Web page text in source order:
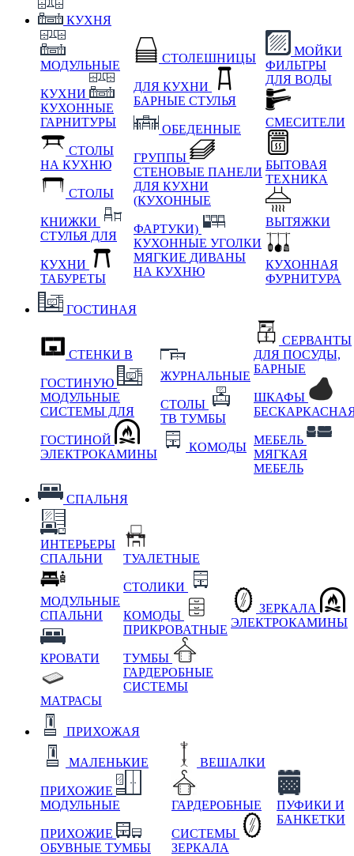
КУХНЯ
МОДУЛЬНЫЕ
КУХНИ
КУХОННЫЕ
ГАРНИТУРЫ
СТОЛЫ
НА КУХНЮ
СТОЛЫ
КНИЖКИ
СТУЛЬЯ ДЛЯ
КУХНИ
ТАБУРЕТЫ
СТОЛЕШНИЦЫ
ДЛЯ КУХНИ
БАРНЫЕ СТУЛЬЯ
ОБЕДЕННЫЕ
ГРУППЫ
СТЕНОВЫЕ ПАНЕЛИ
ДЛЯ КУХНИ
(КУХОННЫЕ
ФАРТУКИ)
КУХОННЫЕ УГОЛКИ
МЯГКИЕ ДИВАНЫ
НА КУХНЮ
МОЙКИ
ФИЛЬТРЫ
ДЛЯ ВОДЫ
СМЕСИТЕЛИ
БЫТОВАЯ
ТЕХНИКА
ВЫТЯЖКИ
КУХОННАЯ
ФУРНИТУРА
ГОСТИНАЯ
СТЕНКИ В
ГОСТИНУЮ
МОДУЛЬНЫЕ
СИСТЕМЫ ДЛЯ
ГОСТИНОЙ
ЭЛЕКТРОКАМИНЫ
ЖУРНАЛЬНЫЕ
СТОЛЫ
ТВ ТУМБЫ
КОМОДЫ
СЕРВАНТЫ
ДЛЯ ПОСУДЫ,
БАРНЫЕ
ШКАФЫ
МЕБЕЛЬ
МЯГКАЯ
МЕБЕЛЬ
СПАЛЬНЯ
ИНТЕРЬЕРЫ
СПАЛЬНИ
МОДУЛЬНЫЕ
СПАЛЬНИ
КРОВАТИ
МАТРАСЫ
ТУАЛЕТНЫЕ
СТОЛИКИ
КОМОДЫ
ПРИКРОВАТНЫЕ
ТУМБЫ
ГАРДЕРОБНЫЕ
СИСТЕМЫ
ЗЕРКАЛА
ЭЛЕКТРОКАМИНЫ
ПРИХОЖАЯ
МАЛЕНЬКИЕ
ПРИХОЖИЕ
МОДУЛЬНЫЕ
ПРИХОЖИЕ
ОБУВНЫЕ ТУМБЫ
ВЕШАЛКИ
ГАРДЕРОБНЫЕ
СИСТЕМЫ
ЗЕРКАЛА
ПУФИКИ И
БАНКЕТКИ